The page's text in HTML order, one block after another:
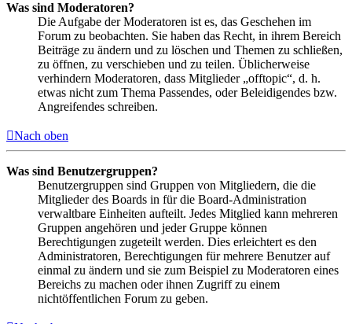
Was sind Moderatoren?
Die Aufgabe der Moderatoren ist es, das Geschehen im
Forum zu beobachten. Sie haben das Recht, in ihrem Bereich
Beiträge zu ändern und zu löschen und Themen zu schließen,
zu öffnen, zu verschieben und zu teilen. Üblicherweise
verhindern Moderatoren, dass Mitglieder „offtopic“, d. h.
etwas nicht zum Thema Passendes, oder Beleidigendes bzw.
Angreifendes schreiben.
Nach oben
Was sind Benutzergruppen?
Benutzergruppen sind Gruppen von Mitgliedern, die die
Mitglieder des Boards in für die Board-Administration
verwaltbare Einheiten aufteilt. Jedes Mitglied kann mehreren
Gruppen angehören und jeder Gruppe können
Berechtigungen zugeteilt werden. Dies erleichtert es den
Administratoren, Berechtigungen für mehrere Benutzer auf
einmal zu ändern und sie zum Beispiel zu Moderatoren eines
Bereichs zu machen oder ihnen Zugriff zu einem
nichtöffentlichen Forum zu geben.